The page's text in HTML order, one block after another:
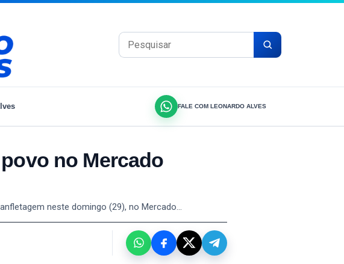
Pesquisar por:
FALE COM LEONARDO ALVES
no Mercado
neste domingo (29), no Mercado…